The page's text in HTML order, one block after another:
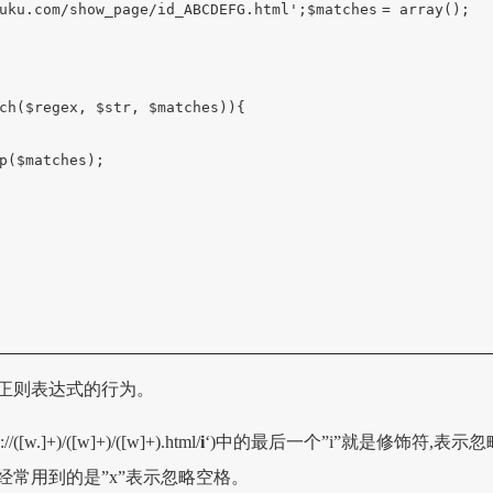
show_page/id_ABCDEFG.html' ; $matches = array();
$regex , $str, $matches )){
$matches );
则表达式的行为。
([w.]+)/([w]+)/([w]+).html/i‘)中的最后一个”i”就是修饰符,表示忽
用到的是”x”表示忽略空格。